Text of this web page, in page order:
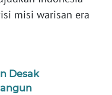
misi warisan era
Desak